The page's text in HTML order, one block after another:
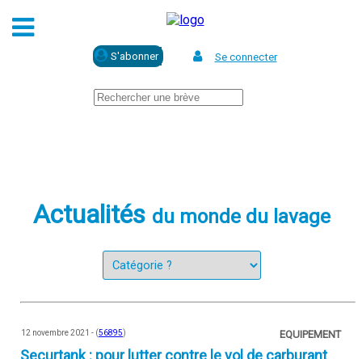
Se connecter
Actualités du monde du lavage
12 novembre 2021 - (56895) EQUIPEMENT
Securtank : pour lutter contre le vol de carburant